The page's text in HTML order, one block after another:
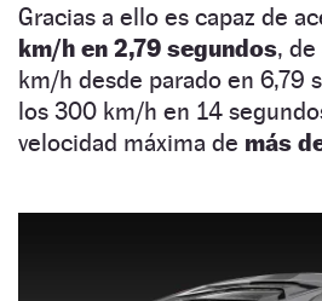
Gracias a ello es capaz de
km/h en 2,79 segundos,
km/h desde parado en 6,79
los 300 km/h en 14
velocidad máxima de más